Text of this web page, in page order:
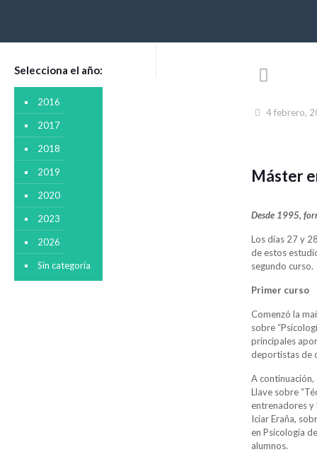
4 febrero,
Máster
Desde 1995,
Los días 27 y
de estos
segundo curso.
Primer curso
Comenzó la
sobre
principales
deportistas de
A
Llave sobre
entrenadores y
Iciar Eraña,
en Psicología
alumnos.
Selecciona el año:
2016
2017
2018
2019
2020
2023
2026
Sin categoría